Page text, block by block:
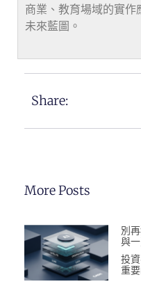
商業、教育場域的實作
未來藍圖。
Share:
More Posts
別
與
投
重